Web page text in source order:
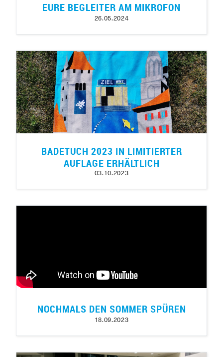
EURE BEGLEITER AM MIKROFON
26.05.2024
BADETUCH 2023 IN LIMITIERTER
AUFLAGE ERHÄLTLICH
03.10.2023
NOCHMALS DEN SOMMER SPÜREN
18.09.2023